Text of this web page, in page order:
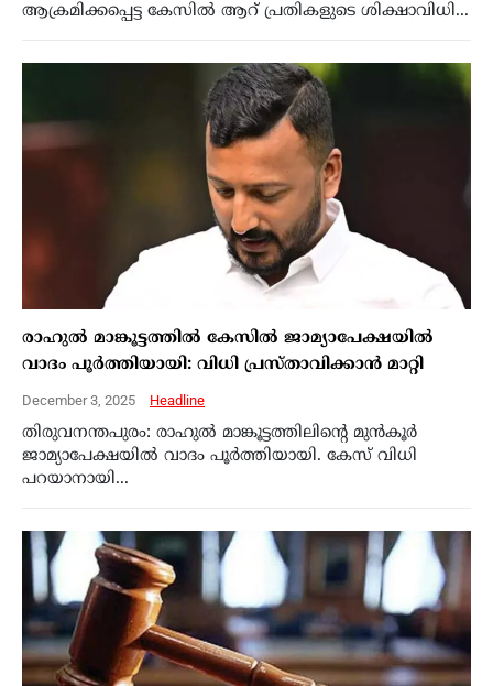
ആക്രമിക്കപ്പെട്ട കേസിൽ ആറ് പ്രതികളുടെ ശിക്ഷാവിധി...
രാഹുല്‍ മാങ്കൂട്ടത്തില്‍ കേസില്‍ ജാമ്യാപേക്ഷയില്‍
വാദം പൂര്‍ത്തിയായി: വിധി പ്രസ്താവിക്കാന്‍ മാറ്റി
December 3, 2025 Headline
തിരുവനന്തപുരം: രാഹുല്‍ മാങ്കൂട്ടത്തിലിന്റെ മുന്‍കൂര്‍
ജാമ്യാപേക്ഷയില്‍ വാദം പൂര്‍ത്തിയായി. കേസ് വിധി
പറയാനായി...